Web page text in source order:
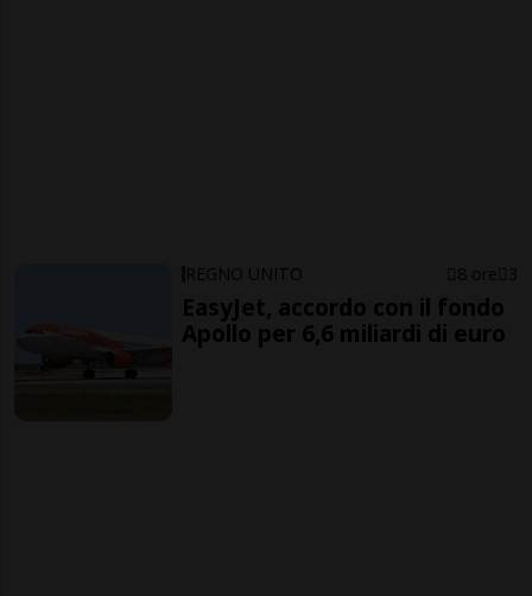
REGNO UNITO 8 ore 3
EasyJet, accordo con il fondo
Apollo per 6,6 miliardi di euro